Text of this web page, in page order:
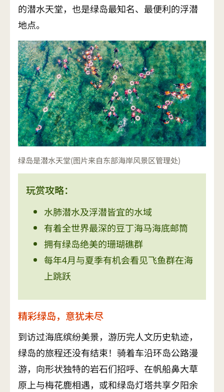
的潜水天堂，也是绿岛最知名、最便利的浮潜
地点。
绿岛是潜水天堂(图片来自东部海岸风景区管理处)
玩赏攻略：
水肺潜水及浮潜皆宜的水域
有着全世界最深的豆丁海马海底邮筒
拥有绿岛绝美的珊瑚礁群
每年4月与夏季有机会看见飞鱼群在海
上跳跃
精彩绿岛，意犹未尽
到访过海底缤纷美景，游历完人文历史轨迹，
绿岛的旅程还没有结束！骑着车沿环岛公路漫
游，向形状独特的岩石们招呼、在帆船鼻大草
原上与梅花鹿相遇，或和绿岛灯塔共享夕阳余